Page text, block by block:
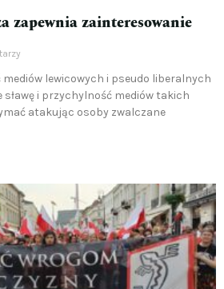
zapewnia zainteresowanie
lewicowych i pseudo liberalnych
sławę i przychylność mediów takich
atakując osoby zwalczane